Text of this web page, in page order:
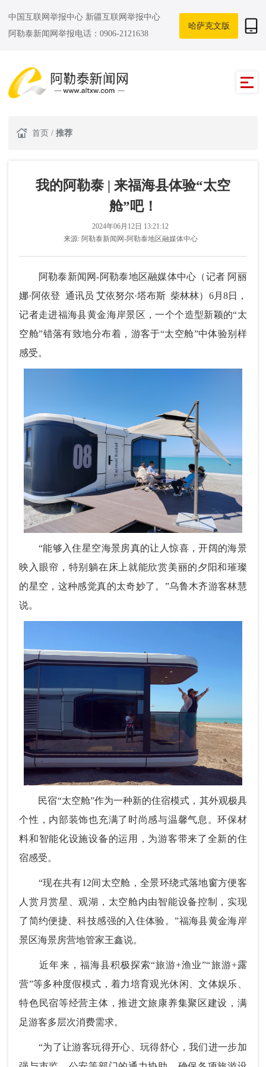
中国互联网举报中心 新疆互联网举报中心
阿勒泰新闻网举报电话：0906-2121638
哈萨克文版
首页 / 推荐
我的阿勒泰 | 来福海县体验“太空
舱”吧！
2024年06月12日 13:21:12
来源: 阿勒泰新闻网-阿勒泰地区融媒体中心
阿勒泰新闻网-阿勒泰地区融媒体中心（记者 阿丽
娜·阿依登 通讯员 艾依努尔·塔布斯 柴林林）6月8日，
记者走进福海县黄金海岸景区，一个个造型新颖的“太
空舱”错落有致地分布着，游客于“太空舱”中体验别样
感受。
“能够入住星空海景房真的让人惊喜，开阔的海景
映入眼帘，特别躺在床上就能欣赏美丽的夕阳和璀璨
的星空，这种感觉真的太奇妙了。”乌鲁木齐游客林慧
说。
民宿“太空舱”作为一种新的住宿模式，其外观极具
个性，内部装饰也充满了时尚感与温馨气息。环保材
料和智能化设施设备的运用，为游客带来了全新的住
宿感受。
“现在共有12间太空舱，全景环绕式落地窗方便客
人赏月赏星、观湖，太空舱内由智能设备控制，实现
了简约便捷、科技感强的入住体验。”福海县黄金海岸
景区海景房营地管家王鑫说。
近年来，福海县积极探索“旅游+渔业”“旅游+露
营”等多种度假模式，着力培育观光休闲、文体娱乐、
特色民宿等经营主体，推进文旅康养集聚区建设，满
足游客多层次消费需求。
“为了让游客玩得开心、玩得舒心，我们进一步加